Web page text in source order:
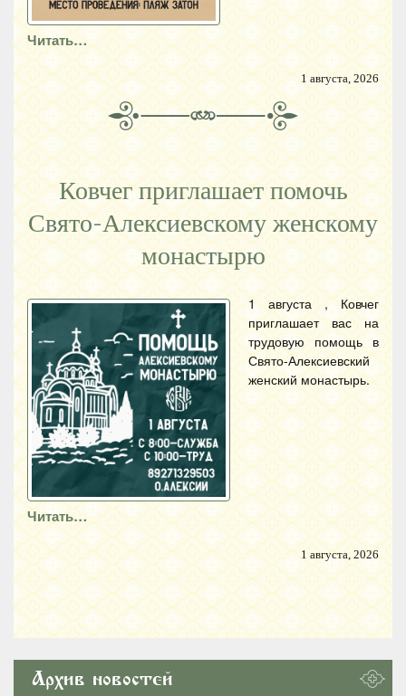
Читать…
1 августа, 2026
Ковчег приглашает помочь
Свято-Алексиевскому женскому
монастырю
1 августа , Ковчег
приглашает вас на
трудовую помощь в
Свято-Алексиевский
женский монастырь.
Читать…
1 августа, 2026
Архив новостей